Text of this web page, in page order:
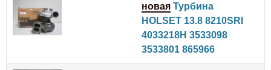
новая Турбина
HOLSET 13.8 8210SRI
4033218H 3533098
3533801 865966